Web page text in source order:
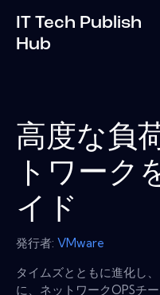
IT Tech Publish
Hub
高度な負
トワーク
イド
発行者: VMware
タイムズとともに進化し
に、ネットワークOPSチ